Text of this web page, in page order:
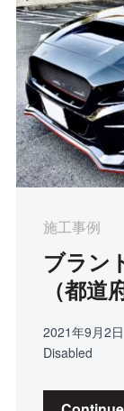
施工事例
ブラン
（都道
2021年9月2日
Disabled